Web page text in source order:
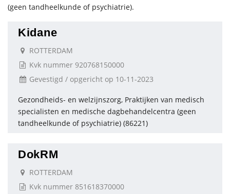
(geen tandheelkunde of psychiatrie).
Kidane
ROTTERDAM
Kvk nummer 920768150000
Gevestigd / opgericht op 10-11-2023
Gezondheids- en welzijnszorg, Praktijken van medisch
specialisten en medische dagbehandelcentra (geen
tandheelkunde of psychiatrie) (86221)
DokRM
ROTTERDAM
Kvk nummer 851618370000